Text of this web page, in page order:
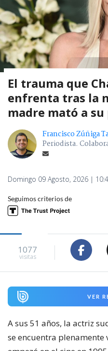
El trauma que
enfrenta tras la
madre mató a su
Francisco Zúñiga
Periodista.
Domingo 09 Agosto, 2026 |
Seguimos criterios de
1077
visitas
VER
A sus 51 años, la actriz
se encuentra plenamente